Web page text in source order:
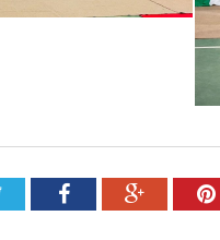
TwitterFacebookGoogle+